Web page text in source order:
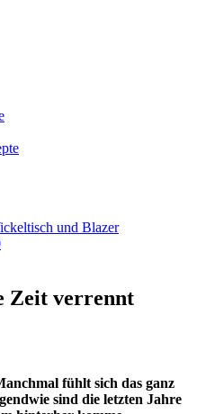
und Blazer
Zeit verrennt
fühlt sich das ganz
sind die letzten Jahre